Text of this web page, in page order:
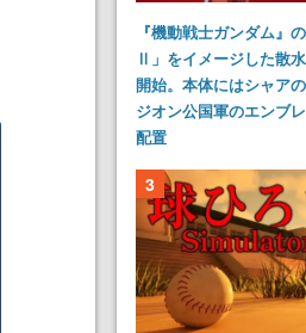
『機動戦士ガンダム』
Ⅱ」をイメージした散
開始。本体にはシャア
ジオン公国軍のエンブ
配置
3